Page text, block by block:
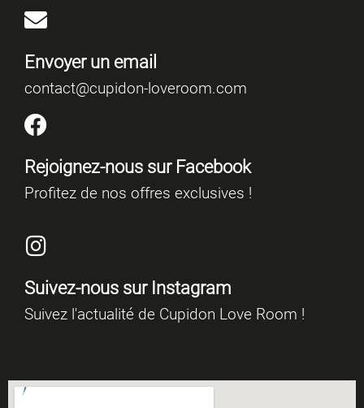
Envoyer un email
contact@cupidon-loveroom.com
Rejoignez-nous sur Facebook
Profitez de nos offres exclusives !
Suivez-nous sur Instagram
Suivez l'actualité de Cupidon Love Room !